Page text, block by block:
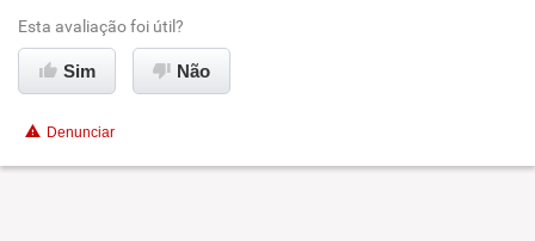
Recomenda esta empresa
Esta avaliação foi útil?
Sim Não
Denunciar